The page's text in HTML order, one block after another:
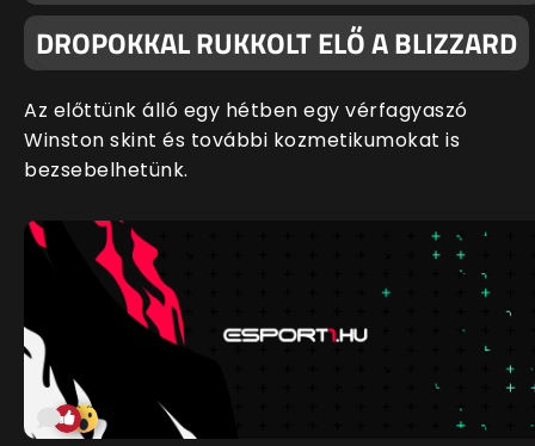
DROPOKKAL RUKKOLT ELŐ A BLIZZARD
Az előttünk álló egy hétben egy vérfagyaszó
Winston skint és további kozmetikumokat is
bezsebelhetünk.